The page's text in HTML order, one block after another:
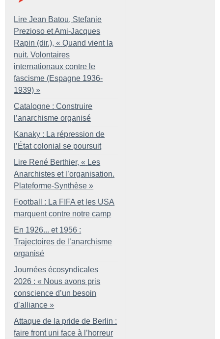
Lire Jean Batou, Stefanie
Prezioso et Ami-Jacques
Rapin (dir.), « Quand vient la
nuit. Volontaires
internationaux contre le
fascisme (Espagne 1936-
1939) »
Catalogne : Construire
l’anarchisme organisé
Kanaky : La répression de
l’État colonial se poursuit
Lire René Berthier, « Les
Anarchistes et l’organisation.
Plateforme-Synthèse »
Football : La FIFA et les USA
marquent contre notre camp
En 1926... et 1956 :
Trajectoires de l’anarchisme
organisé
Journées écosyndicales
2026 : « Nous avons pris
conscience d’un besoin
d’alliance »
Attaque de la pride de Berlin :
faire front uni face à l’horreur